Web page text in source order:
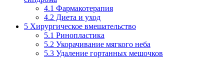
4.1 Фармакотерапия
4.2 Диета и уход
5 Хирургическое вмешательство
5.1 Ринопластика
5.2 Укорачивание мягкого неба
5.3 Удаление гортанных мешочков